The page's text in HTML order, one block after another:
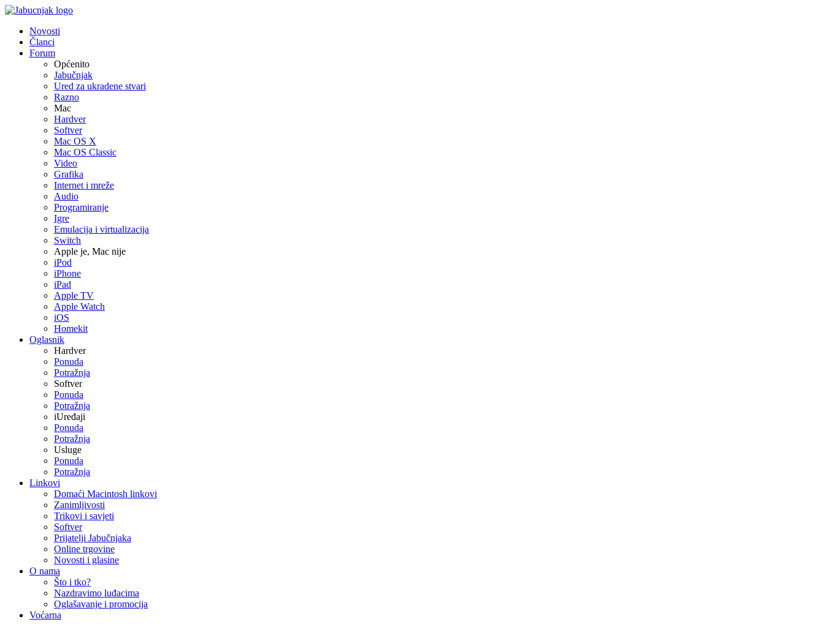
Novosti
Članci
Forum
Općenito
Jabučnjak
Ured za ukradene stvari
Razno
Mac
Hardver
Softver
Mac OS X
Mac OS Classic
Video
Grafika
Internet i mreže
Audio
Programiranje
Igre
Emulacija i virtualizacija
Switch
Apple je, Mac nije
iPod
iPhone
iPad
Apple TV
Apple Watch
iOS
Homekit
Oglasnik
Hardver
Ponuda
Potražnja
Softver
Ponuda
Potražnja
iUređaji
Ponuda
Potražnja
Usluge
Ponuda
Potražnja
Linkovi
Domaći Macintosh linkovi
Zanimljivosti
Trikovi i savjeti
Softver
Prijatelji Jabučnjaka
Online trgovine
Novosti i glasine
O nama
Što i tko?
Nazdravimo luđacima
Oglašavanje i promocija
Voćarna